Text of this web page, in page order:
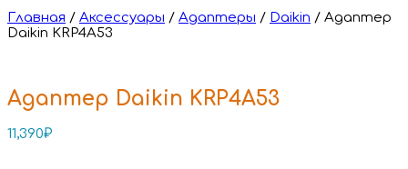
Главная / Аксессуары / Адаптеры / Daikin / Адаптер
Daikin KRP4A53
Адаптер Daikin KRP4A53
11,390₽